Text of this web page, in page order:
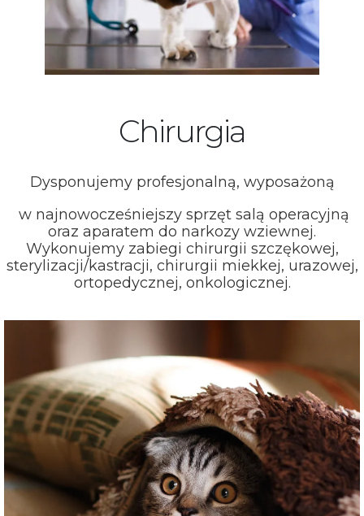
Chirurgia
Dysponujemy profesjonalną, wyposażoną
w najnowocześniejszy sprzęt salą operacyjną
oraz aparatem do narkozy wziewnej.
Wykonujemy zabiegi chirurgii szczękowej,
sterylizacji/kastracji, chirurgii miekkej, urazowej,
ortopedycznej, onkologicznej.